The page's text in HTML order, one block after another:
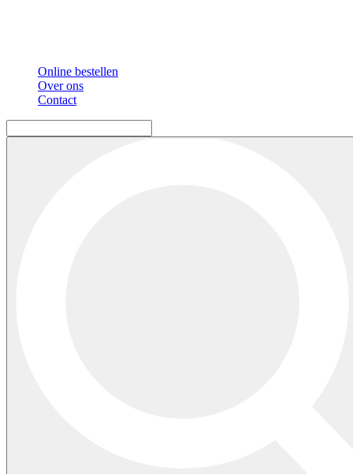
Online bestellen
Over ons
Contact